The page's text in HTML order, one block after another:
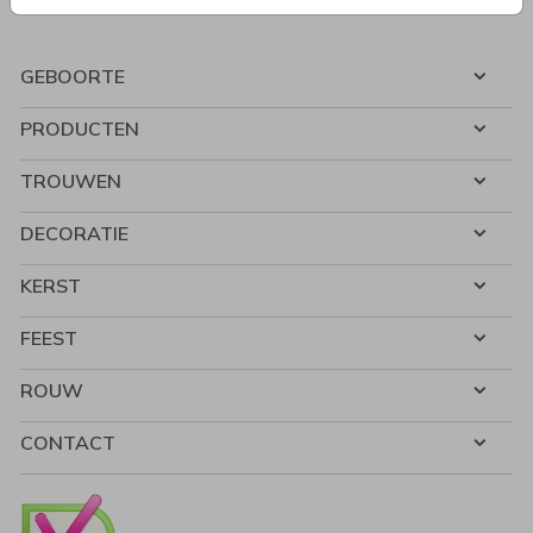
GEBOORTE
PRODUCTEN
TROUWEN
DECORATIE
KERST
FEEST
ROUW
CONTACT